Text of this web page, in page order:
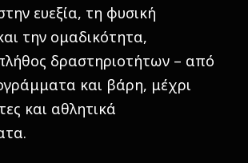
ευεξία, τη φυσική
την ομαδικότητα,
δραστηριοτήτων – από
και βάρη, μέχρι
και αθλητικά